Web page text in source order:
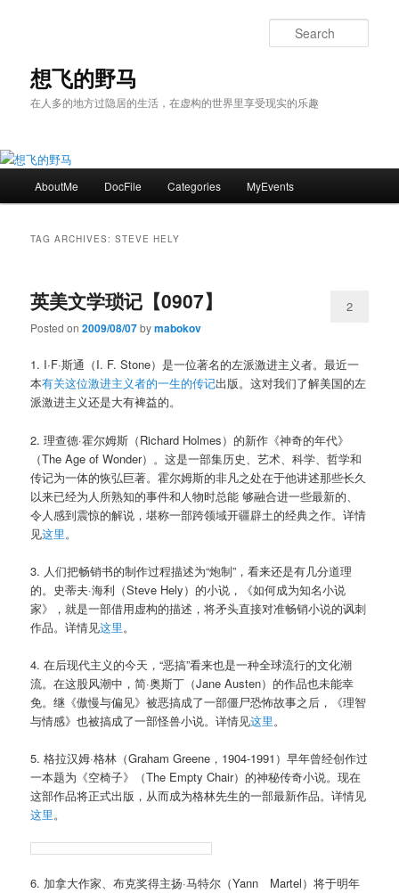
content
content想飞的野马
在人多的地方过隐居的生活，在虚构的世界里享受现实的乐趣
AboutMe DocFile Categories MyEvents
TAG ARCHIVES:STEVE HELY
英美文学琐记【0907】
Posted on2009/08/07bymabokov
2
1. I·F·斯通（I. F. Stone）是一位著名的左派激进主义者。最近一
本有关这位激进主义者的一生的传记出版。这对我们了解美国的左
派激进主义还是大有裨益的。
2. 理查德·霍尔姆斯（Richard Holmes）的新作《神奇的年代》
（The Age of Wonder）。这是一部集历史、艺术、科学、哲学和
传记为一体的恢弘巨著。霍尔姆斯的非凡之处在于他讲述那些长久
以来已经为人所熟知的事件和人物时总能 够融合进一些最新的、
令人感到震惊的解说，堪称一部跨领域开疆辟土的经典之作。详情
见这里。
3. 人们把畅销书的制作过程描述为“炮制”，看来还是有几分道理
的。史蒂夫·海利（Steve Hely）的小说，《如何成为知名小说
家》，就是一部借用虚构的描述，将矛头直接对准畅销小说的讽刺
作品。详情见这里。
4. 在后现代主义的今天，“恶搞”看来也是一种全球流行的文化潮
流。在这股风潮中，简·奥斯丁（Jane Austen）的作品也未能幸
免。继《傲慢与偏见》被恶搞成了一部僵尸恐怖故事之后，《理智
与情感》也被搞成了一部怪兽小说。详情见这里。
5. 格拉汉姆·格林（Graham Greene，1904-1991）早年曾经创作过
一本题为《空椅子》（The Empty Chair）的神秘传奇小说。现在
这部作品将正式出版，从而成为格林先生的一部最新作品。详情见
这里。
6. 加拿大作家、布克奖得主扬·马特尔（Yann Martel）将于明年